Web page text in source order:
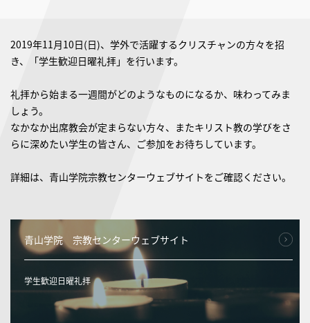
2019年11月10日(日)、学外で活躍するクリスチャンの方々を招
き、「学生歓迎日曜礼拝」を行います。
礼拝から始まる一週間がどのようなものになるか、味わってみま
しょう。
なかなか出席教会が定まらない方々、またキリスト教の学びをさ
らに深めたい学生の皆さん、ご参加をお待ちしています。
詳細は、青山学院宗教センターウェブサイトをご確認ください。
青山学院 宗教センターウェブサイト
学生歓迎日曜礼拝